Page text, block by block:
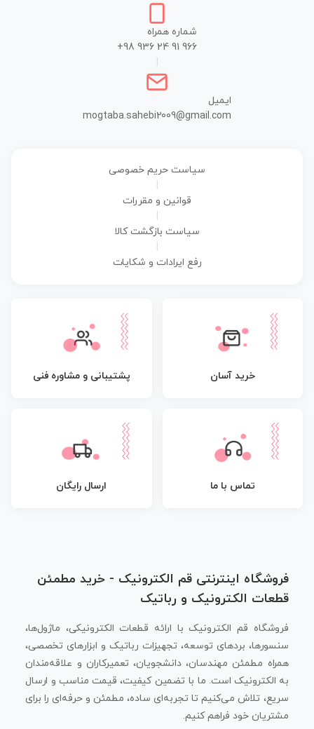
شماره همراه
+98 936 24 91 966
ایمیل
mogtaba.sahebi2009@gmail.com
سیاست حریم خصوصی
قوانین و مقررات
سیاست بازگشت کالا
رفع ایرادات و شکایات
خرید آسان پشتیبانی و مشاوره فنی
تماس با ما ارسال رایگان
فروشگاه اینترنتی قم الکترونیک - خرید مطمئن
قطعات الکترونیک و رباتیک
فروشگاه قم الکترونیک با ارائه قطعات الکترونیکی، ماژول‌ها،
سنسورها، بردهای توسعه، تجهیزات رباتیک و ابزارهای تخصصی،
همراه مطمئن مهندسان، دانشجویان، تعمیرکاران و علاقه‌مندان
به الکترونیک است. ما با تضمین کیفیت، قیمت مناسب و ارسال
سریع، تلاش می‌کنیم تا تجربه‌ای ساده، مطمئن و حرفه‌ای را برای
مشتریان خود فراهم کنیم.